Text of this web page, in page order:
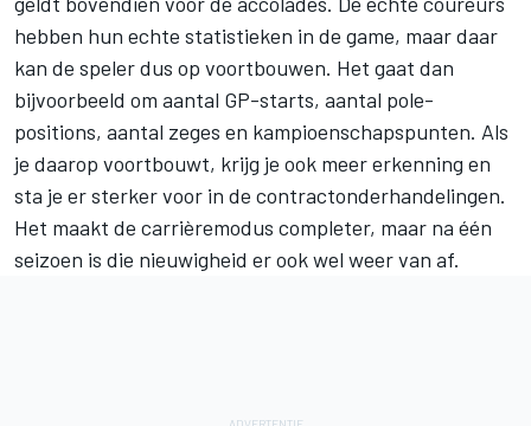
hebben hun echte statistieken in de game, maar daar
kan de speler dus op voortbouwen. Het gaat dan
bijvoorbeeld om aantal GP-starts, aantal pole-
positions, aantal zeges en kampioenschapspunten. Als
je daarop voortbouwt, krijg je ook meer erkenning en
sta je er sterker voor in de contractonderhandelingen.
Het maakt de carrièremodus completer, maar na één
seizoen is die nieuwigheid er ook wel weer van af.